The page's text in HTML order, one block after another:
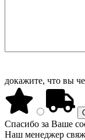
докажите, что вы
Спасибо за Ваше
Наш менеджер